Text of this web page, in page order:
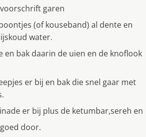
garen
(of kouseband) al dente en
water.
bak daarin de uien en de knoflook
er bij en bak die snel gaar met
er bij plus de ketumbar,sereh en
door.